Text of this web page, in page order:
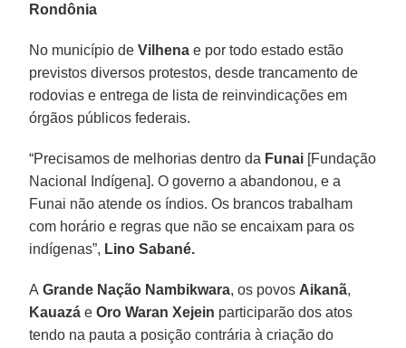
Rondônia
No município deVilhena e por todo estado estão
previstos diversos protestos, desde trancamento de
rodovias e entrega de lista de reinvindicações em
órgãos públicos federais.
“Precisamos de melhorias dentro da Funai [Fundação
Nacional Indígena]. O governo a abandonou, e a
Funai não atende os índios. Os brancos trabalham
com horário e regras que não se encaixam para os
indígenas”, Lino Sabané.
A Grande Nação Nambikwara, os povos Aikanã,
Kauazá eOro Waran Xejein participarão dos atos
tendo na pauta a posição contrária à criação do